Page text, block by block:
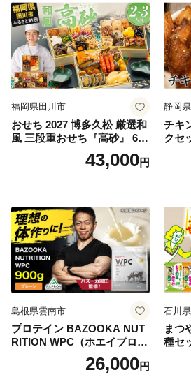
福岡県田川市
おせち 2027 博多久松 厳選和
風 三段重おせち『高砂』 6.5
寸 3段重 2～3人前 おせち料
理 重箱 お正月 冷凍おせち 縁
ち 本格おせち おせち予約 年
末 年始 お取り寄せ 新春 贅沢
おせち こだわりおせち 惣菜
老舗おせち ふるさと納税お
せち 御節 お節料理 正月 調理
不要 おせち料理2027
43,000円
静岡
チキ
クセ
かず
ャ
島根県雲南市
プロテイン BAZOOKA NUT
RITION WPC（ホエイプロテ
イン）＜プレーン＞ 900g｜
バズーカ岡田監修・植物由来
26,000円
石川
ま
種セ
お味
時